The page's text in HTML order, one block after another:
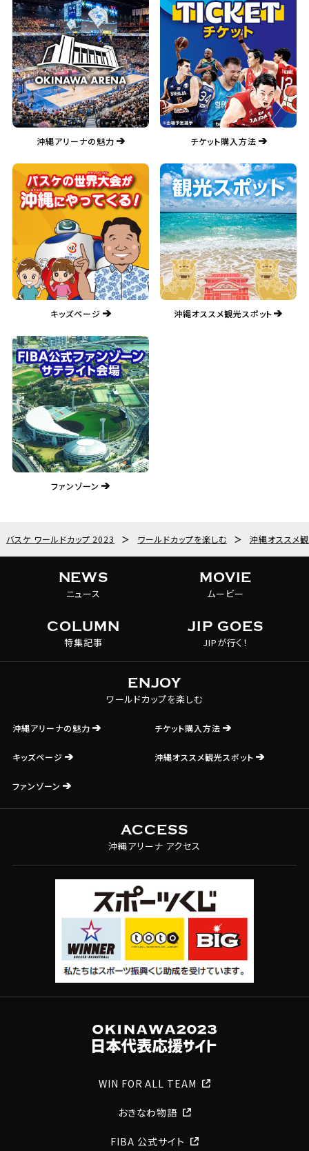
沖縄アリーナの魅力 チケット購入方法
キッズページ 沖縄オススメ観光スポット
ファンゾーン
バスケ ワールドカップ 2023 ＞ ワールドカップを楽しむ ＞ 沖縄オススメ
WIN FOR ALL TEAM
おきなわ物語
FIBA 公式サイト
NEWS
ニュース
MOVIE
ムービー
COLUMN
特集記事
JIP GOES
JIPが行く！
ENJOY
ワールドカップを楽しむ
沖縄アリーナの魅力 チケット購入方法
キッズページ 沖縄オススメ観光スポット
ファンゾーン
ACCESS
沖縄アリーナ アクセス